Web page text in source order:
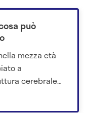
può
mezza età
a
cerebrale
studio.